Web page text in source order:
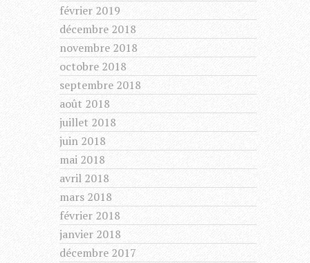
février 2019
décembre 2018
novembre 2018
octobre 2018
septembre 2018
août 2018
juillet 2018
juin 2018
mai 2018
avril 2018
mars 2018
février 2018
janvier 2018
décembre 2017